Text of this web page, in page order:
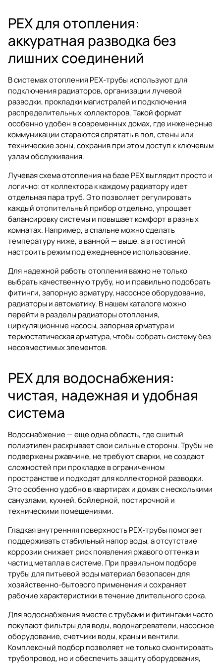
PEX для отопления:
аккуратная разводка без
лишних соединений
В системах отопления PEX-трубы используют для
подключения радиаторов, организации лучевой
разводки, прокладки магистралей и подключения
распределительных коллекторов. Такой формат
особенно удобен в современных домах, где инженерные
коммуникации стараются спрятать в пол, стены или
технические зоны, сохранив при этом доступ к ключевым
узлам обслуживания.
Лучевая схема отопления на базе PEX выглядит просто и
логично: от коллектора к каждому радиатору идет
отдельная пара труб. Это позволяет регулировать
каждый отопительный прибор отдельно, упрощает
балансировку системы и повышает комфорт в разных
комнатах. Например, в спальне можно сделать
температуру ниже, в ванной — выше, а в гостиной
настроить режим под ежедневное использование.
Для надежной работы отопления важно не только
выбрать качественную трубу, но и правильно подобрать
фитинги, запорную арматуру, насосное оборудование,
радиаторы и автоматику. В нашем каталоге можно
перейти в разделы радиаторы отопления,
циркуляционные насосы,запорная арматураи
термостатическая арматура, чтобы собрать систему без
несовместимых элементов.
PEX для водоснабжения:
чистая, надежная и удобная
система
Водоснабжение — еще одна область, где сшитый
полиэтилен раскрывает свои сильные стороны. Трубы не
подвержены ржавчине, не требуют сварки, не создают
сложностей при прокладке в ограниченном
пространстве и подходят для коллекторной разводки.
Это особенно удобно в квартирах и домах с несколькими
санузлами, кухней, бойлерной, постирочной и
техническими помещениями.
Гладкая внутренняя поверхность PEX-трубы помогает
поддерживать стабильный напор воды, а отсутствие
коррозии снижает риск появления ржавого оттенка и
частиц металла в системе. При правильном подборе
трубы для питьевой воды материал безопасен для
хозяйственно-бытового применения и сохраняет
рабочие характеристики в течение длительного срока.
Для водоснабжения вместе с трубами и фитингами часто
покупаютфильтры для воды, водонагреватели, насосное
оборудование,счетчики воды, краны и вентили.
Комплексный подбор позволяет не только смонтировать
трубопровод, но и обеспечить защиту оборудования,